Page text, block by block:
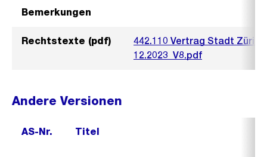
Bemerkungen
Rechtstexte (pdf)
442.110 Vertrag Stadt
12.2023_V8.pdf
Andere Versionen
AS-Nr. Titel